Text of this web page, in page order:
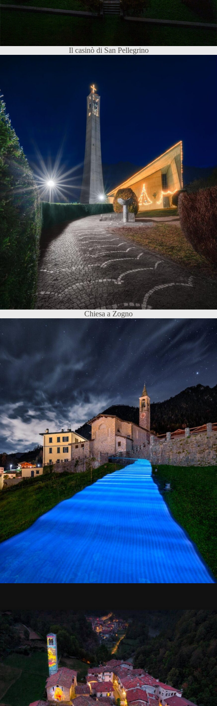
Il casinò di San Pellegrino
Chiesa a Zogno